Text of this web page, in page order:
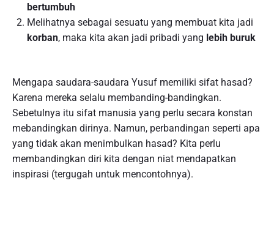
bertumbuh
Melihatnya sebagai sesuatu yang membuat kita jadi
korban, maka kita akan jadi pribadi yang lebih buruk
Mengapa saudara-saudara Yusuf memiliki sifat hasad?
Karena mereka selalu membanding-bandingkan.
Sebetulnya itu sifat manusia yang perlu secara konstan
mebandingkan dirinya. Namun, perbandingan seperti apa
yang tidak akan menimbulkan hasad? Kita perlu
membandingkan diri kita dengan niat mendapatkan
inspirasi (tergugah untuk mencontohnya).